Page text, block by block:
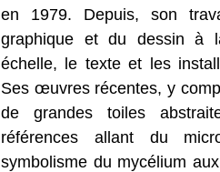
en 1979. Depuis, son
graphique et du dessin à
échelle, le texte et les
Ses œuvres récentes, y
de grandes toiles
références allant du
symbolisme du mycélium